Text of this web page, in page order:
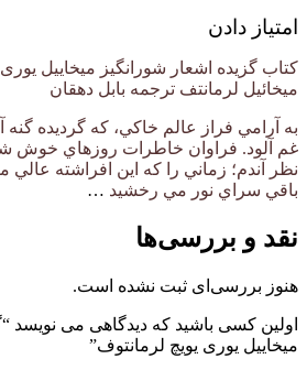
امتیاز دادن
کتاب گزیده اشعار شورانگیز میخاییل یوری
میخائیل لرمانتف ترجمه بابل دهقان
به آرامي فراز عالم خاكي، كه گرديده گنه
غم آلود. فراوان خاطرات روزهاي خوش
نظر آندم؛ زماني را كه اين افراشته عالي
باقي سراي نور مي رخشيد …
نقد و بررسی‌ها
هنوز بررسی‌ای ثبت نشده است.
اولین کسی باشید که دیدگاهی می نویسد
میخاییل یوری یویچ لرمانتوف”